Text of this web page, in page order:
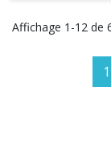
Affichage 1-12 de
1